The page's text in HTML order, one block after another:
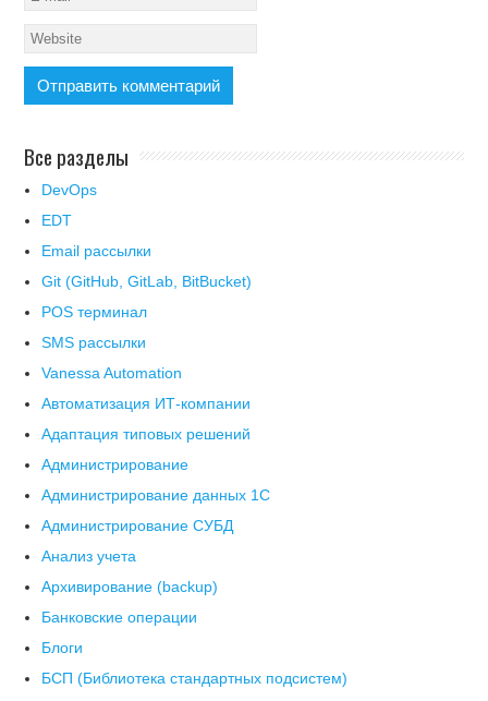
Все разделы
DevOps
EDT
Email рассылки
Git (GitHub, GitLab, BitBucket)
POS терминал
SMS рассылки
Vanessa Automation
Автоматизация ИТ-компании
Адаптация типовых решений
Администрирование
Администрирование данных 1С
Администрирование СУБД
Анализ учета
Архивирование (backup)
Банковские операции
Блоги
БСП (Библиотека стандартных подсистем)